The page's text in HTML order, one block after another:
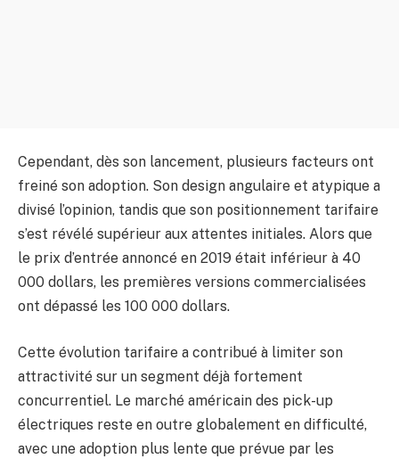
Cependant, dès son lancement, plusieurs facteurs ont
freiné son adoption. Son design angulaire et atypique a
divisé l’opinion, tandis que son positionnement tarifaire
s’est révélé supérieur aux attentes initiales. Alors que
le prix d’entrée annoncé en 2019 était inférieur à 40
000 dollars, les premières versions commercialisées
ont dépassé les 100 000 dollars.
Cette évolution tarifaire a contribué à limiter son
attractivité sur un segment déjà fortement
concurrentiel. Le marché américain des pick-up
électriques reste en outre globalement en difficulté,
avec une adoption plus lente que prévue par les